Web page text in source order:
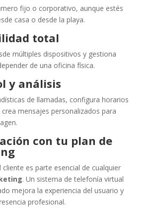
fijo o corporativo, aunque estés
casa o desde la playa.
total
múltiples dispositivos y gestiona
de una oficina física.
y análisis
de llamadas, configura horarios
mensajes personalizados para
con tu plan de
cliente es parte esencial de cualquier
. Un sistema de telefonía virtual
mejora la experiencia del usuario y
profesional.